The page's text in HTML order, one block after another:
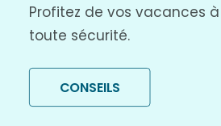
Profitez de vos vacances
toute sécurité.
CONSEILS